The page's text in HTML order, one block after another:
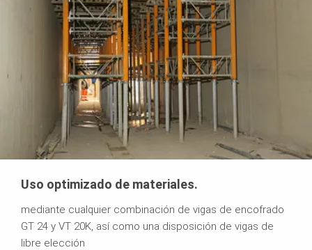
Uso optimizado de materiales.
mediante cualquier combinación de vigas de encofrado
GT 24 y VT 20K, así como una disposición de vigas de
libre elección